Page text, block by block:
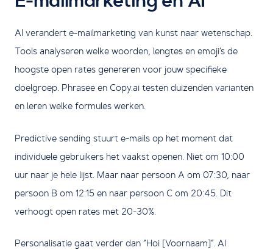
AI verandert e-mailmarketing van kunst naar wetenschap.
Tools analyseren welke woorden, lengtes en emoji’s de
hoogste open rates genereren voor jouw specifieke
doelgroep. Phrasee en Copy.ai testen duizenden varianten
en leren welke formules werken.
Predictive sending stuurt e-mails op het moment dat
individuele gebruikers het vaakst openen. Niet om 10:00
uur naar je hele lijst. Maar naar persoon A om 07:30, naar
persoon B om 12:15 en naar persoon C om 20:45. Dit
verhoogt open rates met 20-30%.
Personalisatie gaat verder dan “Hoi [Voornaam]”. AI